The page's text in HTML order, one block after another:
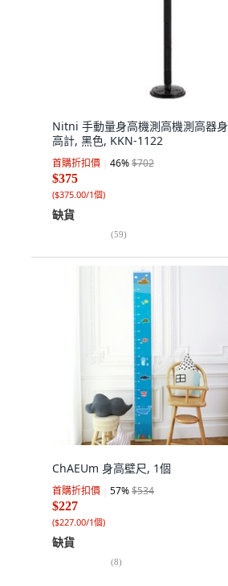
Nitni 手動量身高機測高機測高器身
高計, 黑色, KKN-1122
首購折扣價 46%$702
$375
($375.00/1個)
缺貨
(59)
ChAEUm 身高壁尺, 1個
首購折扣價 57%$534
$227
($227.00/1個)
缺貨
(8)